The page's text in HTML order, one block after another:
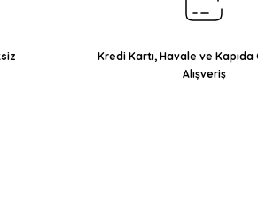
Kredi Kartı, Havale ve
Alışveriş